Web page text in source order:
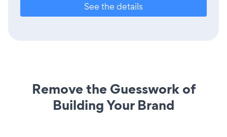
See the details
Remove the Guesswork of
Building Your Brand